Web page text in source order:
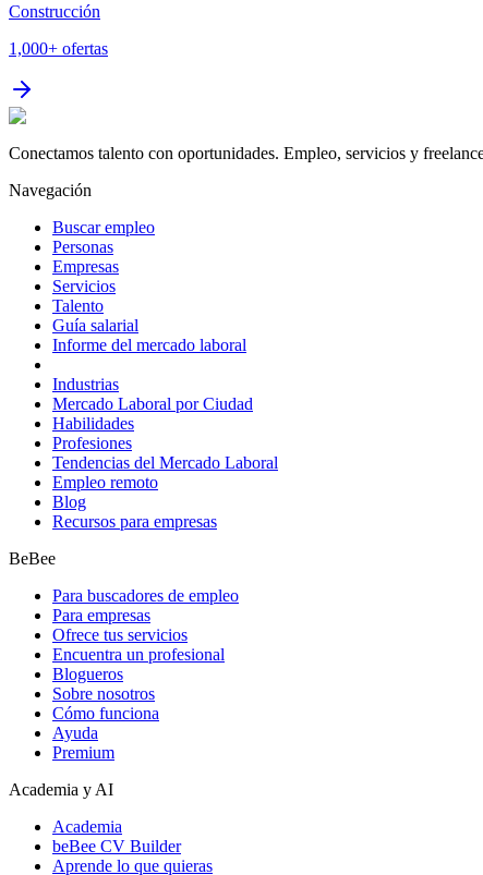
Construcción
1,000+ ofertas
Conectamos talento con oportunidades. Empleo, servicios y
Navegación
Buscar empleo
Personas
Empresas
Servicios
Talento
Guía salarial
Informe del mercado laboral
Industrias
Mercado Laboral por Ciudad
Habilidades
Profesiones
Tendencias del Mercado Laboral
Empleo remoto
Blog
Recursos para empresas
BeBee
Para buscadores de empleo
Para empresas
Ofrece tus servicios
Encuentra un profesional
Blogueros
Sobre nosotros
Cómo funciona
Ayuda
Premium
Academia y AI
Academia
beBee CV Builder
Aprende lo que quieras